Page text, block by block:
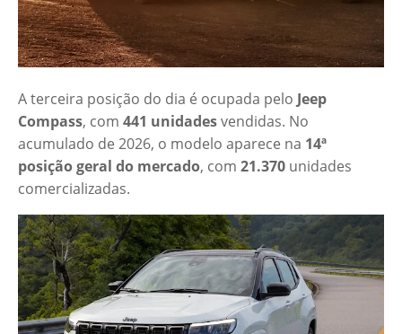
A terceira posição do dia é ocupada pelo Jeep
Compass, com 441 unidadesvendidas. No
acumulado de 2026, o modelo aparece na 14ª
posição geral do mercado, com 21.370 unidades
comercializadas.